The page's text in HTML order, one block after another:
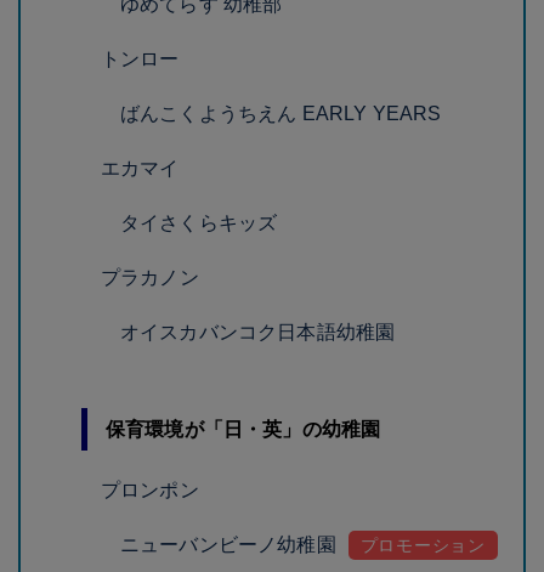
トンロー
ばんこくようちえん EARLY YEARS
エカマイ
タイさくらキッズ
プラカノン
オイスカバンコク日本語幼稚園
保育環境が「日・英」の幼稚園
プロンポン
ニューバンビーノ幼稚園